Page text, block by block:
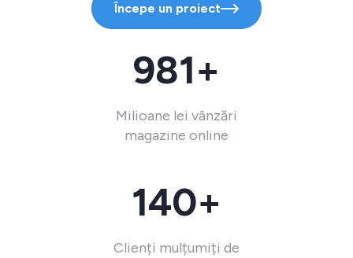
Începe un proiect
981+
Milioane lei vânzări
magazine online
140+
Clienți mulțumiți de